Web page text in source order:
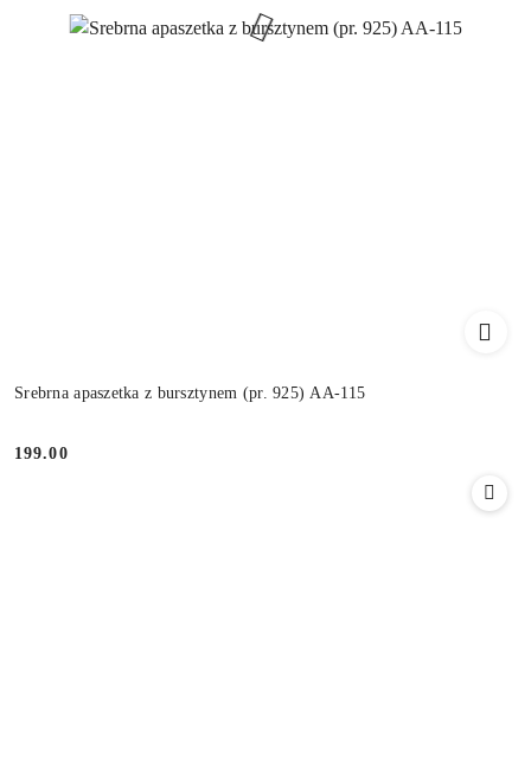
Srebrna apaszetka z bursztynem (pr. 925) AA-115
Cena:
199.00